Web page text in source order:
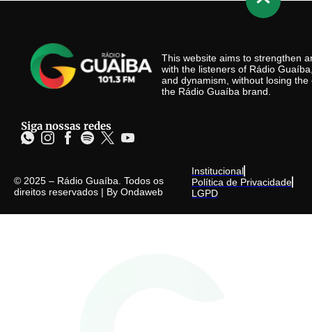
This website aims to strengthen
with the listeners of Rádio
and dynamism, without losing
the Rádio Guaíba brand.
Siga nossas redes
© 2025 – Rádio Guaíba. Todos os
direitos reservados | By Ondaweb
Institucional
Política de Privacidade
LGPD